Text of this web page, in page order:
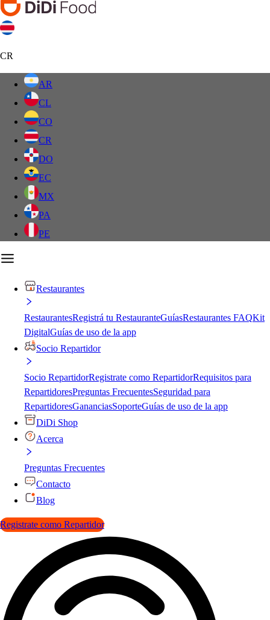
CR
AR
CL
CO
CR
DO
EC
MX
PA
PE
Restaurantes
RestaurantesRegistrá tu RestauranteGuíasRestaurantes FAQKit
DigitalGuías de uso de la app
Socio Repartidor
Socio RepartidorRegistrate como RepartidorRequisitos para
RepartidoresPreguntas FrecuentesSeguridad para
RepartidoresGananciasSoporteGuías de uso de la app
DiDi Shop
Acerca
Preguntas Frecuentes
Contacto
Blog
Registrate como Repartidor